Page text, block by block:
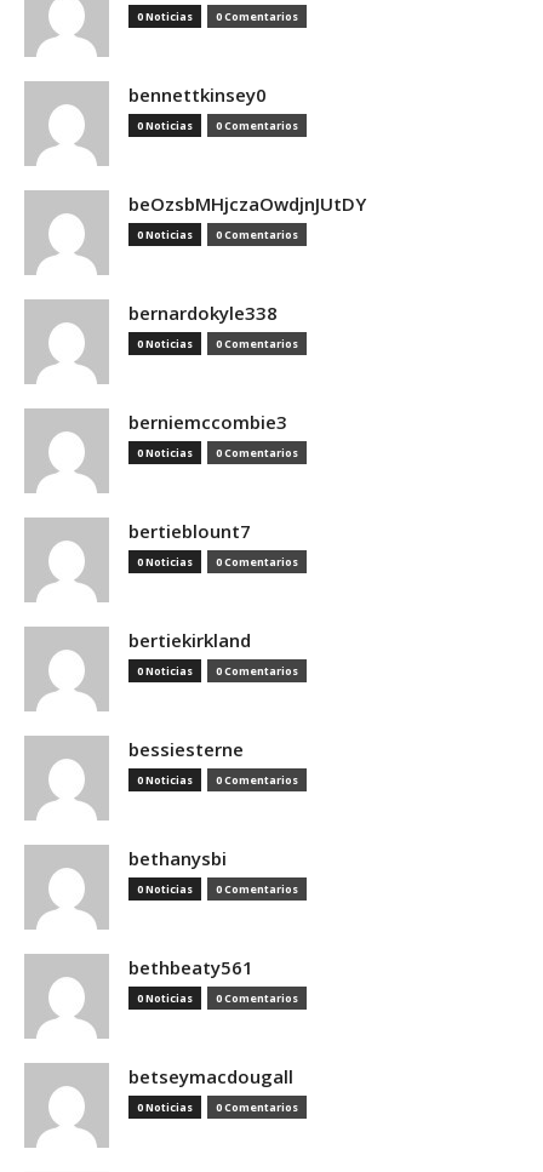
0 Noticias 0 Comentarios
bennettkinsey0
0 Noticias 0 Comentarios
beOzsbMHjczaOwdjnJUtDY
0 Noticias 0 Comentarios
bernardokyle338
0 Noticias 0 Comentarios
berniemccombie3
0 Noticias 0 Comentarios
bertieblount7
0 Noticias 0 Comentarios
bertiekirkland
0 Noticias 0 Comentarios
bessiesterne
0 Noticias 0 Comentarios
bethanysbi
0 Noticias 0 Comentarios
bethbeaty561
0 Noticias 0 Comentarios
betseymacdougall
0 Noticias 0 Comentarios